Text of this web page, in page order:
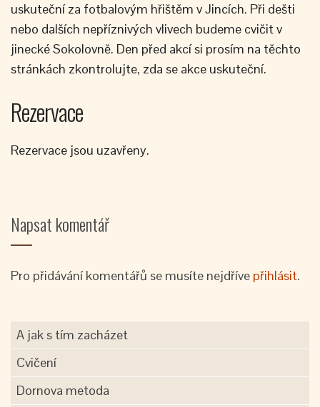
uskuteční za fotbalovým hřištěm v Jincích. Při dešti
nebo dalších nepříznivých vlivech budeme cvičit v
jinecké Sokolovně. Den před akcí si prosím na těchto
stránkách zkontrolujte, zda se akce uskuteční.
Rezervace
Rezervace jsou uzavřeny.
Napsat komentář
Pro přidávání komentářů se musíte nejdříve přihlásit.
A jak s tím zacházet
Cvičení
Dornova metoda